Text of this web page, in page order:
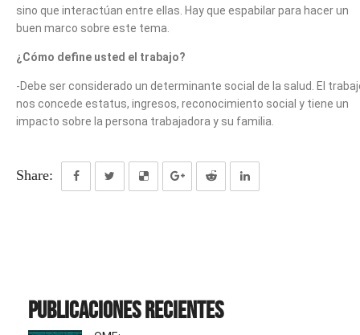
sino que interactúan entre ellas. Hay que espabilar para hacer un
buen marco sobre este tema.
¿Cómo define usted el trabajo?
-Debe ser considerado un determinante social de la salud. El
nos concede estatus, ingresos, reconocimiento social y tiene un
impacto sobre la persona trabajadora y su familia.
Share:
Publicaciones recientes